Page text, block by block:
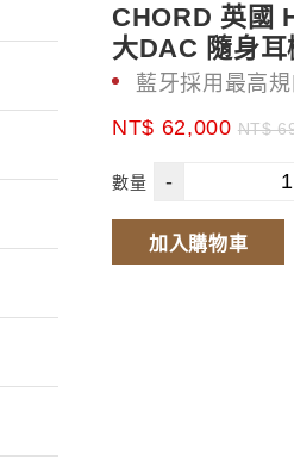
CHORD 英國
大DAC 隨身耳
藍牙採用最高
快速充電只要四
樂
NT$ 62,000 NT$
數量 -
加入購物車